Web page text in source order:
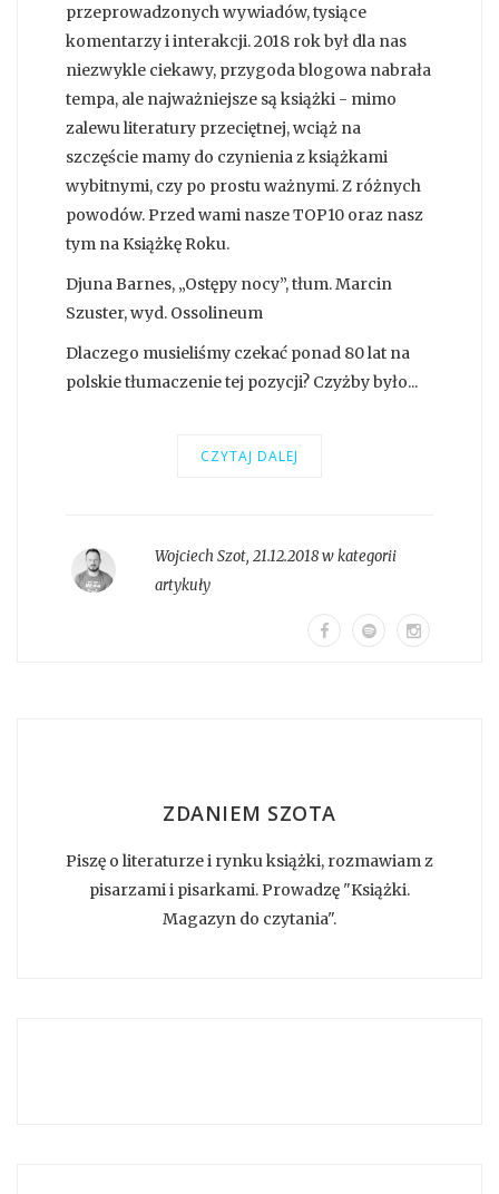
przeprowadzonych wywiadów, tysiące
komentarzy i interakcji. 2018 rok był dla nas
niezwykle ciekawy, przygoda blogowa nabrała
tempa, ale najważniejsze są książki - mimo
zalewu literatury przeciętnej, wciąż na
szczęście mamy do czynienia z książkami
wybitnymi, czy po prostu ważnymi. Z różnych
powodów. Przed wami nasze TOP10 oraz nasz
tym na Książkę Roku.
Djuna Barnes, „Ostępy nocy”, tłum. Marcin
Szuster, wyd. Ossolineum
Dlaczego musieliśmy czekać ponad 80 lat na
polskie tłumaczenie tej pozycji? Czyżby było...
CZYTAJ DALEJ
Wojciech Szot, 21.12.2018 w kategorii
artykuły
ZDANIEM SZOTA
Piszę o literaturze i rynku książki, rozmawiam z
pisarzami i pisarkami. Prowadzę "Książki.
Magazyn do czytania".